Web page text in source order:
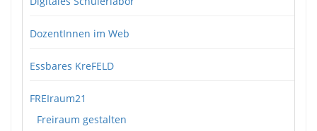
DozentInnen im Web
Essbares KreFELD
FREIraum21
Freiraum gestalten